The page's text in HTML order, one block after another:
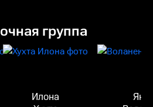
группа
Илона
Яни